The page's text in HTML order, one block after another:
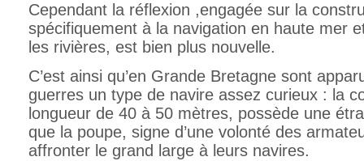
Cependant la réflexion ,engagée sur la
spécifiquement à la navigation en haute mer
les rivières, est bien plus nouvelle.
C’est ainsi qu’en Grande Bretagne sont
guerres un type de navire assez curieux : la
longueur de 40 à 50 mètres, possède une
que la poupe, signe d’une volonté des
affronter le grand large à leurs navires.